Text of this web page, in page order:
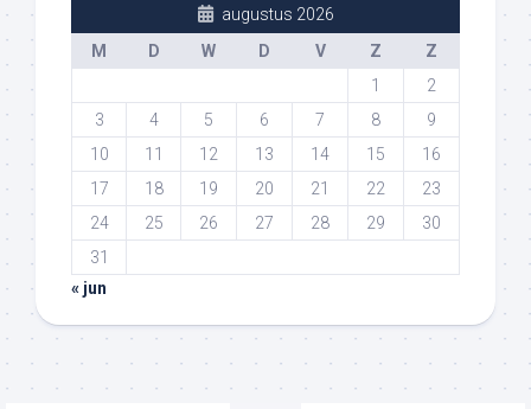
augustus 2026
M
D W D V Z
Z
1
2
3
4 5 6 7 8
9
10
11 12 13 14 15
16
17
18 19 20 21 22
23
24
25 26 27 28 29
30
31
« jun